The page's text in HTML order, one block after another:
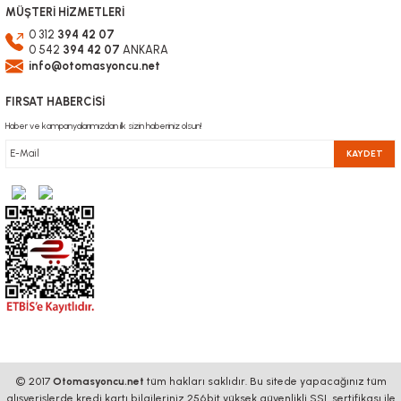
MÜŞTERİ HİZMETLERİ
0 312 394 42 07
0 542 394 42 07 ANKARA
info@otomasyoncu.net
FIRSAT HABERCİSİ
Haber ve kampanyalarımızdan ilk sizin haberiniz olsun!
KAYDET
© 2017 Otomasyoncu.net tüm hakları saklıdır. Bu sitede yapacağınız tüm
alışverişlerde kredi kartı bilgileriniz 256bit yüksek güvenlikli SSL sertifikası ile